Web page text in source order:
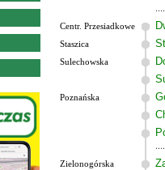
Centr. Przesiadkowe
Staszica
Sulechowska
Poznańska
Zielonogórska